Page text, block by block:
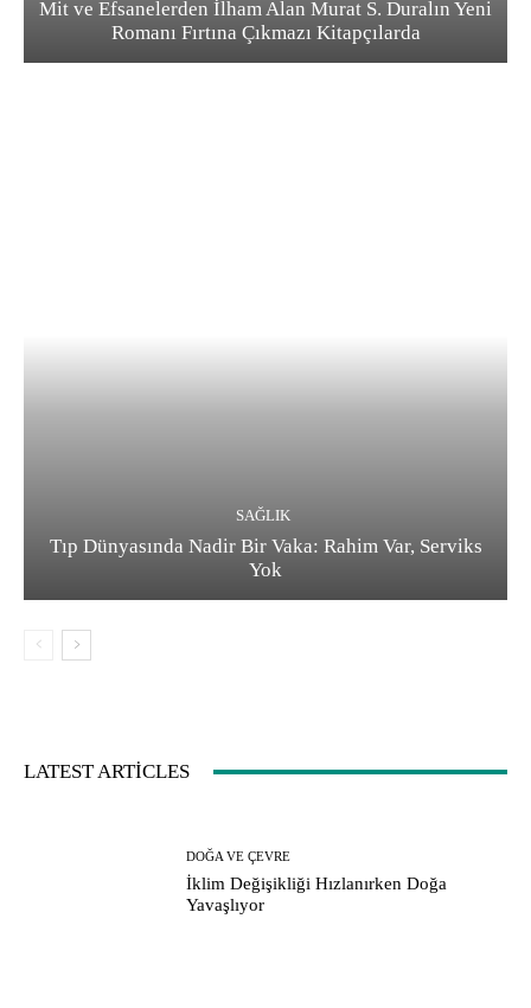
Mit ve Efsanelerden İlham Alan Murat S. Duralın Yeni
Romanı Fırtına Çıkmazı Kitapçılarda
SAĞLIK
Tıp Dünyasında Nadir Bir Vaka: Rahim Var, Serviks
Yok
LATEST ARTICLES
DOĞA VE ÇEVRE
İklim Değişikliği Hızlanırken Doğa
Yavaşlıyor